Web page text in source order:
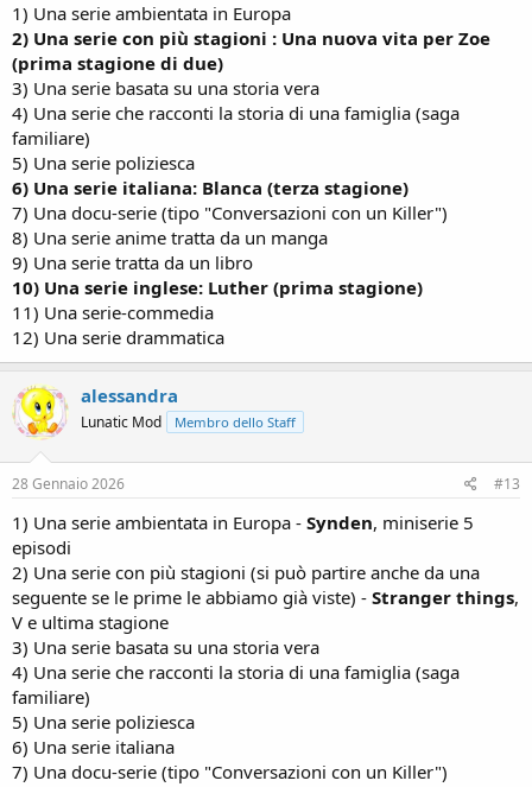
1) Una serie ambientata in Europa
2) Una serie con più stagioni : Una nuova vita per Zoe
(prima stagione di due)
3) Una serie basata su una storia vera
4) Una serie che racconti la storia di una famiglia (saga
familiare)
5) Una serie poliziesca
6) Una serie italiana: Blanca (terza stagione)
7) Una docu-serie (tipo "Conversazioni con un Killer")
8) Una serie anime tratta da un manga
9) Una serie tratta da un libro
10) Una serie inglese: Luther (prima stagione)
11) Una serie-commedia
12) Una serie drammatica
alessandra
Lunatic Mod Membro dello Staff
28 Gennaio 2026 #13
1) Una serie ambientata in Europa - Synden, miniserie 5
episodi
2) Una serie con più stagioni (si può partire anche da una
seguente se le prime le abbiamo già viste) - Stranger things,
V e ultima stagione
3) Una serie basata su una storia vera
4) Una serie che racconti la storia di una famiglia (saga
familiare)
5) Una serie poliziesca
6) Una serie italiana
7) Una docu-serie (tipo "Conversazioni con un Killer")